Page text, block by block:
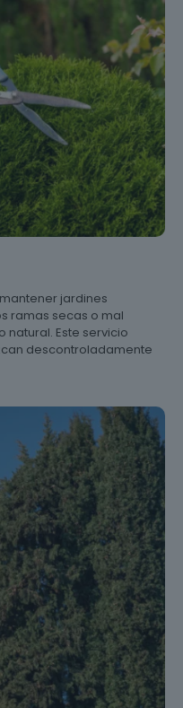
jardines
ramas secas o mal
Este servicio
descontroladamente